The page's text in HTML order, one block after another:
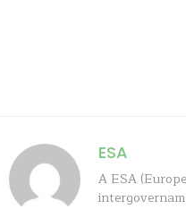
ESA
A ESA